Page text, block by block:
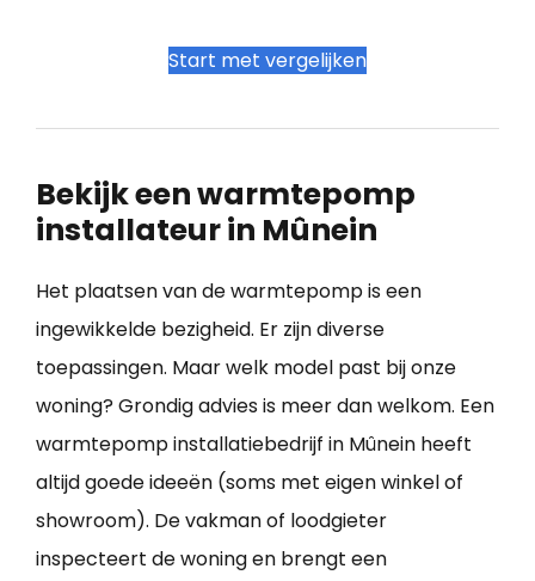
Start met vergelijken
Bekijk een warmtepomp
installateur in Mûnein
Het plaatsen van de warmtepomp is een
ingewikkelde bezigheid. Er zijn diverse
toepassingen. Maar welk model past bij onze
woning? Grondig advies is meer dan welkom. Een
warmtepomp installatiebedrijf in Mûnein heeft
altijd goede ideeën (soms met eigen winkel of
showroom). De vakman of loodgieter
inspecteert de woning en brengt een